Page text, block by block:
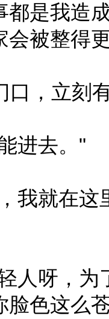
都是我造
会被整得
，立刻
进去。"
我就在这
人呀，为
脸色这么